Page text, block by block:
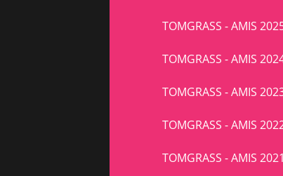
TOMGRASS - AMIS
TOMGRASS - AMIS
TOMGRASS - AMIS
TOMGRASS - AMIS
TOMGRASS - AMIS 2021